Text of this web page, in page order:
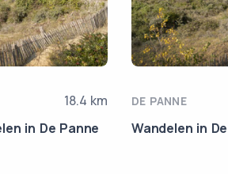
18.4 km
in De Panne
DE PANNE
Wandelen in